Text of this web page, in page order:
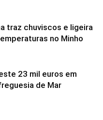
traz chuviscos e ligeira
no Minho
23 mil euros em
de Mar